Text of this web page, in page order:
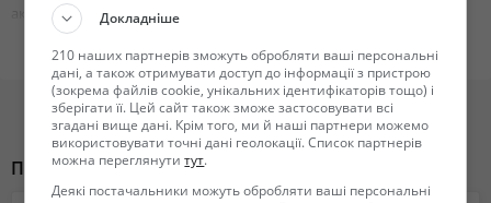
актуальних даних. Ми ретельно розкриваємо суть теми,
створюючи унікальні та якісні матеріали, які відповідають Всім
академічним стандартам.
Наш сайт:
https://studexpert.company/magisterski_roboti/rozdil/teoretichnij/
Співпрацюючи зі StudExpert Company Ви отримаєте:
Похожие объявления
Докладніше
210 наших партнерів зможуть обробляти ваші персональні
дані, а також отримувати доступ до інформації з пристрою
(зокрема файлів cookie, унікальних ідентифікаторів тощо) і
зберігати її. Цей сайт також зможе застосовувати всі
згадані вище дані. Крім того, ми й наші партнери можемо
використовувати точні дані геолокації. Список партнерів
можна переглянутитут.
Деякі постачальники можуть обробляти ваші персональні